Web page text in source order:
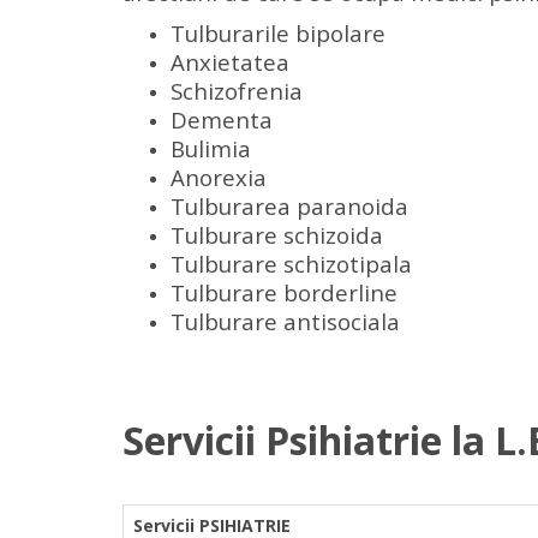
Tulburarile bipolare
Anxietatea
Schizofrenia
Dementa
Bulimia
Anorexia
Tulburarea paranoida
Tulburare schizoida
Tulburare schizotipala
Tulburare borderline
Tulburare antisociala
Servicii Psihiatrie la
Servicii PSIHIATRIE